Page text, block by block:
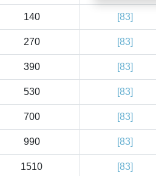
140 [83]
270 [83]
390 [83]
530 [83]
700 [83]
990 [83]
1510 [83]